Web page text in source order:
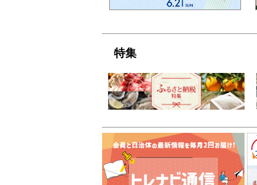
特集